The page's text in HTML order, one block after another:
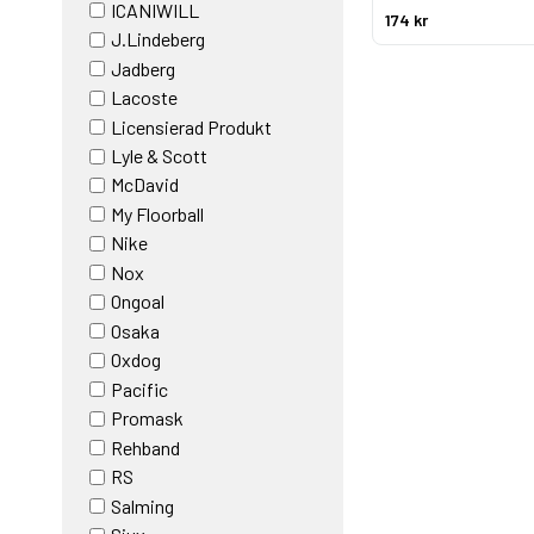
ICANIWILL
J.Lindeberg
Jadberg
Lacoste
Licensierad Produkt
Lyle & Scott
McDavid
My Floorball
Nike
Nox
Ongoal
Osaka
Oxdog
Pacific
Promask
Rehband
RS
Salming
174 kr